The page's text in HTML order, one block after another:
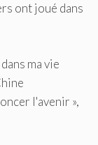
ont joué dans
ma vie
l'avenir »,